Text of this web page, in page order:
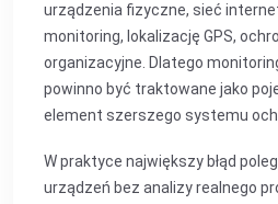
urządzenia fizyczne, sieć
monitoring, lokalizację GPS,
organizacyjne. Dlatego
powinno być traktowane jako
element szerszego systemu
W praktyce największy błąd
urządzeń bez analizy realnego